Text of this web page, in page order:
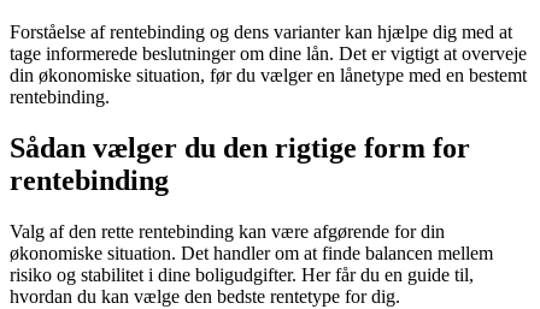
Forståelse af rentebinding og dens varianter kan hjælpe dig med at
tage informerede beslutninger om dine lån. Det er vigtigt at overveje
din økonomiske situation, før du vælger en lånetype med en bestemt
rentebinding.
Sådan vælger du den rigtige form for
rentebinding
Valg af den rette rentebinding kan være afgørende for din
økonomiske situation. Det handler om at finde balancen mellem
risiko og stabilitet i dine boligudgifter. Her får du en guide til,
hvordan du kan vælge den bedste rentetype for dig.